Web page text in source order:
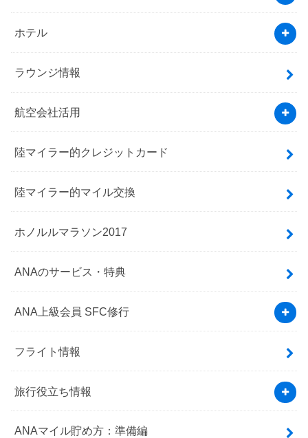
ホテル
ラウンジ情報
航空会社活用
陸マイラー的クレジットカード
陸マイラー的マイル交換
ホノルルマラソン2017
ANAのサービス・特典
ANA上級会員 SFC修行
フライト情報
旅行役立ち情報
ANAマイル貯め方：準備編